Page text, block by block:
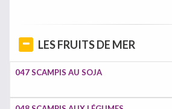
LES FRUITS DE MER
047 SCAMPIS AU SOJA